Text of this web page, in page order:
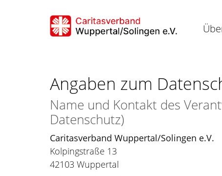
Angaben zum
Name und Kontakt des
Datenschutz)
Caritasverband Wuppertal/Solingen e.V.
Kolpingstraße 13
42103 Wuppertal